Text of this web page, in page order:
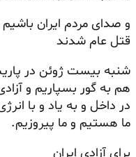
و صدای مردم ایران
قتل عام شدند
شنبه بیست ژوئن در
هم به گور بسپاریم و
در داخل و به یاد و با
ما هستیم و ما پیروزیم.
برای آزادی ایران